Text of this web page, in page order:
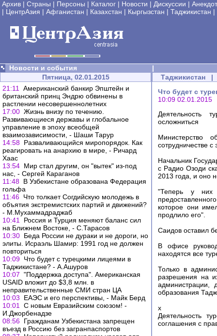
Архив | Страны | Персоны | Каталог | Новости | Дискуссии |
| ЦентрАзия | Афганистан | Казахстан | Кыргызстан | Таджикистан |
Новости и события
|
Пятница, 02.01.2015
21:11
Американский банкир Эпштейн и
британский принц Эндрю обвинены в
растлении несовершеннолетних
17:00 Жизнь внизу по течению.
Развивающиеся державы и глобальное
управление в эпоху всеобщей
взаимозависимости, - Шаши Тарур
14:58 Разваливающийся миропорядок. Как
реагировать на анархию в мире, - Ричард
Хаас
13:54 Мир стал другим, он "вытек" из-под
нас, - Сергей Караганов
11:48 В Узбекистане образована Федерация
гольфа
11:46 Что толкает Согдийскую молодежь в
объятия экстремистских партий и движений?
- М.Мухаммадраджаб
10:41
Россия и Турция меняют баланс сил
на Ближнем Востоке, - С.Тарасов
10:30 Беда России не дураки и не дороги, но
элиты. Исраэль Шамир: 1991 год не должен
повториться
10:09 Что будет с турецкими лицеями в
Таджикистане? - А.Ашуров
10:07 "Поддержка доступа". Американская
USAID вложит до $3,8 млн. в
неправительственные СМИ стран ЦА
10:03
ЕАЭС и его перспективы, - Майк Берд
10:01
С новым Евразийским союзом! -
И.Джорбенадзе
08:56 Гражданам Узбекистана запрещен
въезд в Россию без загранпаспортов
Таджикистан |
Что будет с
10:09 02.01.2015
Деятельность
осложниться
Министерство
сотрудничестве
Начальник
с Радио Озоди
2013 года, и оно
"Теперь у них
которое они
продлило его".
Саидов оставил
В офисе
находятся все
Только в
разрешения на
администрации,
образования
x
Деятельность
соглашения с